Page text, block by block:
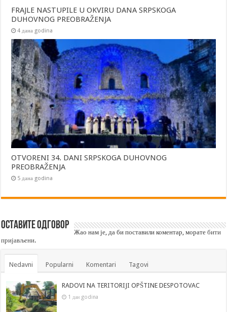
FRAJLE NASTUPILE U OKVIRU DANA SRPSKOGA
DUHOVNOG PREOBRAŽENJA
4 дана godina
OTVORENI 34. DANI SRPSKOGA DUHOVNOG
PREOBRAŽENJA
5 дана godina
Оставите одговор
Жао нам је, да би поставили коментар, моратебити
пријављени.
Nedavni Popularni Komentari Tagovi
RADOVI NA TERITORIJI OPŠTINE DESPOTOVAC
1 дан godina